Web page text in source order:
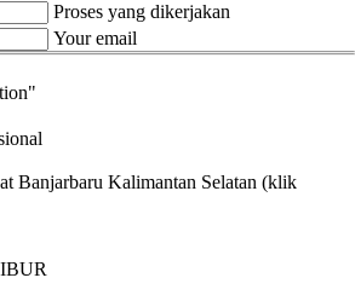
Proses yang dikerjakan
Your email
Banjarbaru Kalimantan Selatan (klik